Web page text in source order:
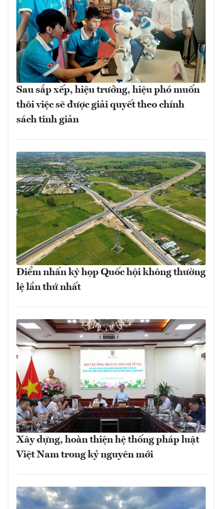
Sau sắp xếp, hiệu trưởng, hiệu phó muốn
thôi việc sẽ được giải quyết theo chính
sách tinh giản
Điểm nhấn kỳ họp Quốc hội không thường
lệ lần thứ nhất
Xây dựng, hoàn thiện hệ thống pháp luật
Việt Nam trong kỷ nguyên mới